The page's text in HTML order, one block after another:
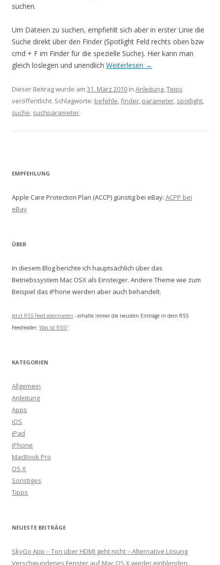
suchen.
Um Dateien zu suchen, empfiehlt sich aber in erster Linie die
Suche direkt über den Finder (Spotlight Feld rechts oben bzw
cmd + F im Finder für die spezielle Suche). Hier kann man
gleich loslegen und unendlich Weiterlesen →
Dieser Beitrag wurde am 31. März 2010 in Anleitung,Tipps
veröffentlicht. Schlagworte: befehle,finder, parameter, spotlight,
suche, suchparameter.
EMPFEHLUNG
Apple Care Protection Plan (ACCP) günstig bei eBay: ACPP bei
eBay
ÜBER
In diesem Blog berichte ich hauptsächlich über das
Betriebssystem Mac OSX als Einsteiger. Andere Theme wie zum
Beispiel das iPhone werden aber auch behandelt.
Jetzt RSS Feed abonnieren - erhalte immer die neusten Einträge in dein RSS
Feedreader. Was ist RSS?
KATEGORIEN
Allgemein
Anleitung
Apps
iOS
iPad
iPhone
MacBook Pro
OS X
Sonstiges
Tipps
NEUESTE BEITRÄGE
SkyGo App – Ton über HDMI geht nicht – Alternative Lösung
Verschwundenes Fenster auf Mac OS X wieder einblenden